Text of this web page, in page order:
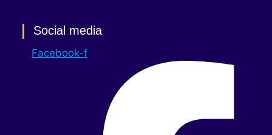
Social media
Facebook-f